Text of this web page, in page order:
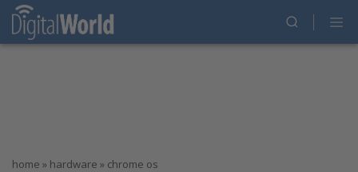
home » hardware » chrome os